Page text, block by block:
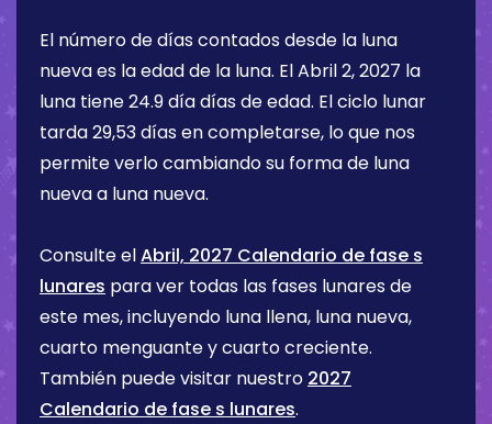
El número de días contados desde la luna
nueva es la edad de la luna. ElAbril 2, 2027 la
luna tiene24.9 díadías de edad. El ciclo lunar
tarda 29,53 días en completarse, lo que nos
permite verlo cambiando su forma de luna
nueva a luna nueva.
Consulte elAbril, 2027 Calendario de fase s
lunares para ver todas las fases lunares de
este mes, incluyendo luna llena, luna nueva,
cuarto menguante y cuarto creciente.
También puede visitar nuestro 2027
Calendario de fase s lunares.